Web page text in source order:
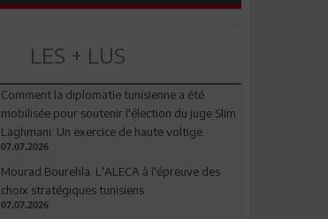
LES + LUS
Comment la diplomatie tunisienne a été
mobilisée pour soutenir l'élection du juge Slim
Laghmani: Un exercice de haute voltige
07.07.2026
Mourad Bourehla: L'ALECA à l'épreuve des
choix stratégiques tunisiens
07.07.2026